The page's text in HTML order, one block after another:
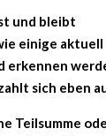
und bleibt
einige
erkennen
sich eben
Teilsumme